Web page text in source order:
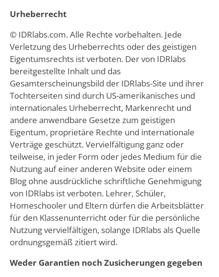
Urheberrecht
© IDRlabs.com. Alle Rechte vorbehalten. Jede
Verletzung des Urheberrechts oder des geistigen
Eigentumsrechts ist verboten. Der von IDRlabs
bereitgestellte Inhalt und das
Gesamterscheinungsbild der IDRlabs-Site und ihrer
Tochterseiten sind durch US-amerikanisches und
internationales Urheberrecht, Markenrecht und
andere anwendbare Gesetze zum geistigen
Eigentum, proprietäre Rechte und internationale
Verträge geschützt. Vervielfältigung ganz oder
teilweise, in jeder Form oder jedes Medium für die
Nutzung auf einer anderen Website oder einem
Blog ohne ausdrückliche schriftliche Genehmigung
von IDRlabs ist verboten. Lehrer, Schüler,
Homeschooler und Eltern dürfen die Arbeitsblätter
für den Klassenunterricht oder für die persönliche
Nutzung vervielfältigen, solange IDRlabs als Quelle
ordnungsgemäß zitiert wird.
Weder Garantien noch Zusicherungen gegeben